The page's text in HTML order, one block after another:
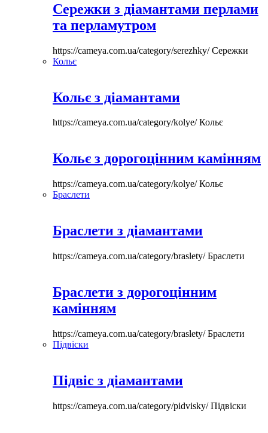
Сережки з діамантами перлами
та перламутром
https://cameya.com.ua/category/serezhky/Сережки
Кольє
Кольє з діамантами
https://cameya.com.ua/category/kolye/Кольє
Кольє з дорогоцінним камінням
https://cameya.com.ua/category/kolye/Кольє
Браслети
Браслети з діамантами
https://cameya.com.ua/category/braslety/Браслети
Браслети з дорогоцінним
камінням
https://cameya.com.ua/category/braslety/Браслети
Підвіски
Підвіс з діамантами
https://cameya.com.ua/category/pidvisky/Підвіски